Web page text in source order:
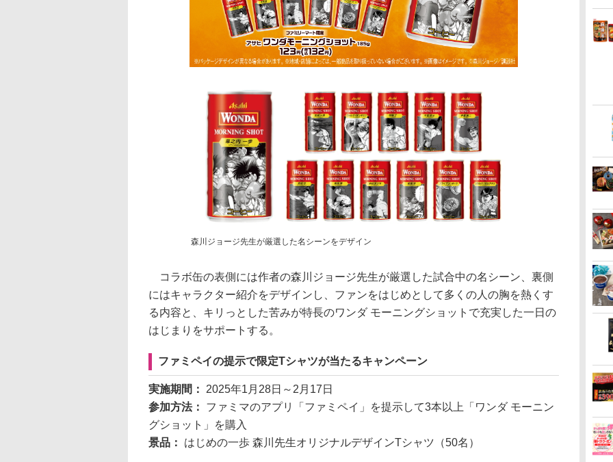
森川ジョージ先生が厳選した名シーンをデザイン
コラボ缶の表側には作者の森川ジョージ先生が厳選した試合中の名シーン、裏側
にはキャラクター紹介をデザインし、ファンをはじめとして多くの人の胸を熱くす
る内容と、キリっとした苦みが特長のワンダ モーニングショットで充実した一日の
はじまりをサポートする。
ファミペイの提示で限定Tシャツが当たるキャンペーン
実施期間： 2025年1月28日～2月17日
参加方法： ファミマのアプリ「ファミペイ」を提示して3本以上「ワンダ モーニン
グショット」を購入
景品： はじめの一歩 森川先生オリジナルデザインTシャツ（50名）